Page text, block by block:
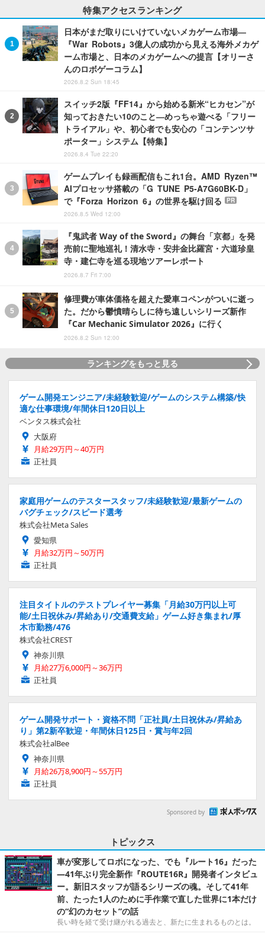
特集アクセスランキング
日本がまだ取りにいけていないメカゲーム市場―
『War Robots』3億人の成功から見える海外メカゲ
ーム市場と、日本のメカゲームへの提言【オリーさ
んのロボゲーコラム】
2026.8.2 Sun 18:45
スイッチ2版『FF14』から始める新米“ヒカセン”が
知っておきたい10のこと―めっちゃ遊べる「フリー
トライアル」や、初心者でも安心の「コンテンツサ
ポーター」システム【特集】
2026.8.4 Tue 22:20
ゲームプレイも録画配信もこれ1台。AMD Ryzen™
AIプロセッサ搭載の「G TUNE P5-A7G60BK-D」
で『Forza Horizon 6』の世界を駆け回る
PR
2026.8.5 Wed 12:00
『鬼武者 Way of the Sword』の舞台「京都」を発
売前に聖地巡礼！清水寺・安井金比羅宮・六道珍皇
寺・建仁寺を巡る現地ツアーレポート
2026.8.7 Fri 7:00
修理費が車体価格を超えた愛車コペンがついに逝っ
た。だから鬱憤晴らしに待ち遠しいシリーズ新作
『Car Mechanic Simulator 2026』に行く
2026.8.2 Sun 12:00
ランキングをもっと見る
ゲーム開発エンジニア/未経験歓迎/ゲームのシステム構築/快
適な仕事環境/年間休日120日以上
ベンタス株式会社
大阪府
月給29万円～40万円
正社員
家庭用ゲームのテスタースタッフ/未経験歓迎/最新ゲームの
バグチェック/スピード選考
株式会社Meta Sales
愛知県
月給32万円～50万円
正社員
注目タイトルのテストプレイヤー募集「月給30万円以上可
能/土日祝休み/昇給あり/交通費支給」ゲーム好き集まれ/厚
木市勤務/476
株式会社CREST
神奈川県
月給27万6,000円～36万円
正社員
ゲーム開発サポート・資格不問「正社員/土日祝休み/昇給あ
り」第2新卒歓迎・年間休日125日・賞与年2回
株式会社alBee
神奈川県
月給26万8,900円～55万円
正社員
Sponsored by
トピックス
車が変形してロボになった、でも『ルート16』だった
―41年ぶり完全新作『ROUTE16R』開発者インタビュ
ー。新旧スタッフが語るシリーズの魂。そして41年
前、たった1人のために手作業で直した世界に1本だけ
の“幻のカセット”の話
長い時を経て受け継がれる過去と、新たに生まれるものとは。